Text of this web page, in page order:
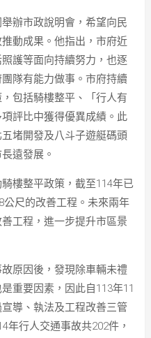
辦市政說明會，希望向民
動成果。他指出，市府近
護等面向持續努力，也逐
隊有能力做事。市府持續
包括騎樓整平、「行人有
評比中獲得優異成績。此
堵開發及八斗子遊艇碼頭
遠發展。
樓整平政策，截至114年已
公尺的改善工程。未來兩年
工程，進一步提升市區景
原因後，發現除車輛未禮
重要因素，因此自113年11
導、執法及工程改善三管
年行人交通事故共202件，